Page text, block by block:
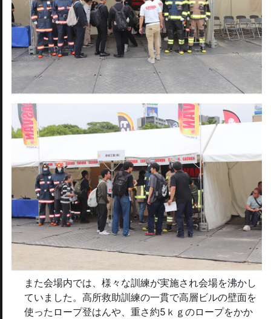
また会場内では、様々な訓練が実施され会場を沸かし
ていました。高所救助訓練の一貫で高層ビルの壁面を
使ったロープ登はんや、重さ約5ｋｇのロープをかか